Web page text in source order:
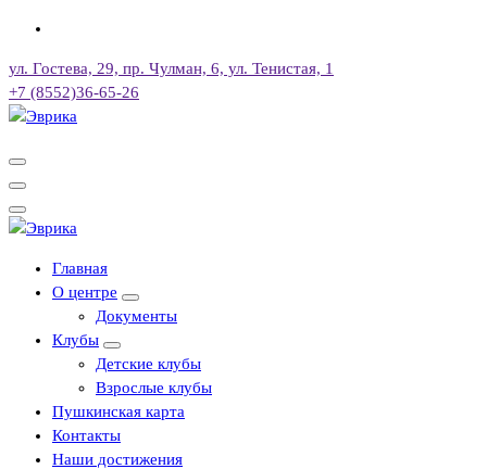
Перейти
содержимому
ул. Гостева, 29, пр. Чулман, 6, ул. Тенистая, 1
+7 (8552)36-65-26
Городской культурный центр, г. Набережные Челны
Городской культурный центр, г. Набережные Челны
Главная
О центре
Документы
Клубы
Детские клубы
Взрослые клубы
Пушкинская карта
Контакты
Наши достижения